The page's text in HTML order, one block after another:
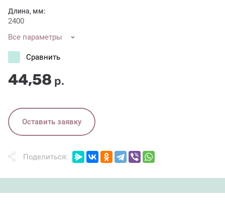
Длина, мм:
2400
Все параметры
44,58 р.
Сравнить
Оставить заявку
Поделиться: